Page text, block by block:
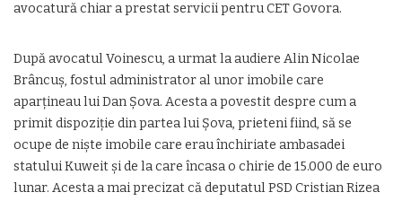
avocatură chiar a prestat servicii pentru CET Govora.
După avocatul Voinescu, a urmat la audiere Alin Nicolae
Brâncuș, fostul administrator al unor imobile care
aparţineau lui Dan Şova. Acesta a povestit despre cum a
primit dispoziţie din partea lui Şova, prieteni fiind, să se
ocupe de nişte imobile care erau închiriate ambasadei
statului Kuweit şi de la care încasa o chirie de 15.000 de euro
lunar. Acesta a mai precizat că deputatul PSD Cristian Rizea